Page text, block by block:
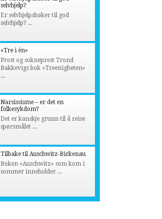
selvhjelp?
Er selvhjelpsbøker til god
selvhjelp? ...
«Tre i én»
Prost og sokneprest Trond
Bakkevigs bok «Treenigheten»
...
Narsissisme – er det en
folkesykdom?
Det er kanskje grunn til å reise
spørsmålet ...
Tilbake til Auschwitz-Birkenau
Boken «Auschwitz» som kom i
sommer inneholder ...